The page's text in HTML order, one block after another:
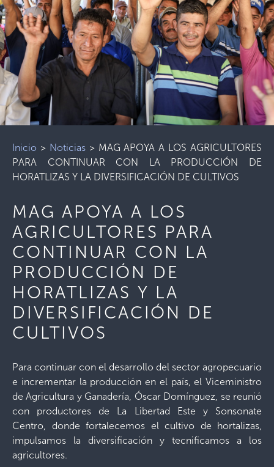
Inicio > Noticias> MAG APOYA A LOS AGRICULTORES
PARA CONTINUAR CON LA PRODUCCIÓN DE
HORATLIZAS Y LA DIVERSIFICACIÓN DE CULTIVOS
MAG APOYA A LOS
AGRICULTORES PARA
CONTINUAR CON LA
PRODUCCIÓN DE
HORATLIZAS Y LA
DIVERSIFICACIÓN DE
CULTIVOS
Para continuar con el desarrollo del sector agropecuario
e incrementar la producción en el país, el Viceministro
de Agricultura y Ganadería, Óscar Domínguez, se reunió
con productores de La Libertad Este y Sonsonate
Centro, donde fortalecemos el cultivo de hortalizas,
impulsamos la diversificación y tecnificamos a los
agricultores.